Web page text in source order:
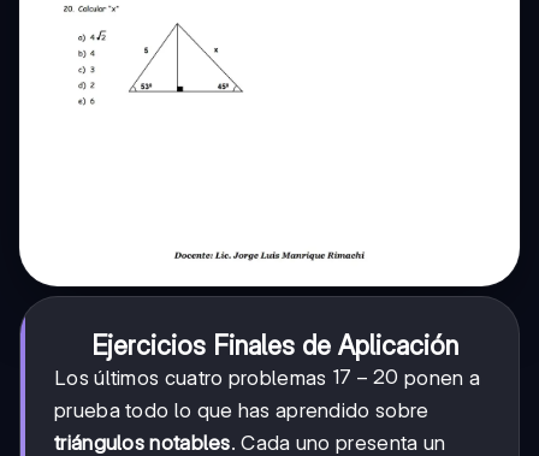
Ejercicios Finales de Aplicación
Los últimos cuatro problemas 17
-
20
17 − 20 ponen a
prueba todo lo que has aprendido sobre
triángulos notables. Cada uno presenta un